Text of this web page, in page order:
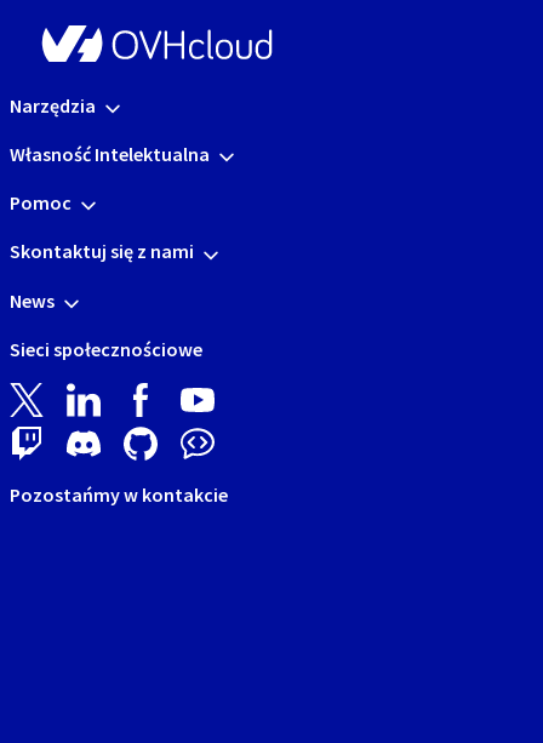
Narzędzia
Własność Intelektualna
Pomoc
Skontaktuj się z nami
News
Sieci społecznościowe
Pozostańmy w kontakcie